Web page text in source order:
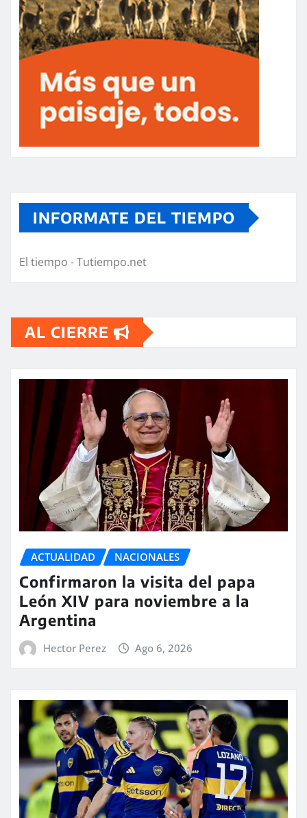
INFORMATE DEL TIEMPO
El tiempo - Tutiempo.net
AL CIERRE
ACTUALIDAD NACIONALES
Confirmaron la visita del papa
León XIV para noviembre a la
Argentina
Hector Perez Ago 6, 2026